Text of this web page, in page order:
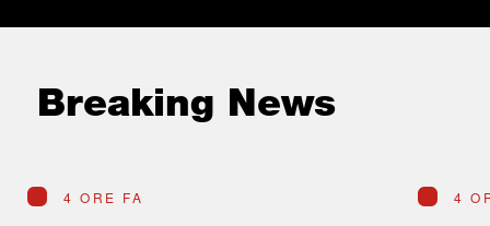
Breaking News
4 ORE FA 4